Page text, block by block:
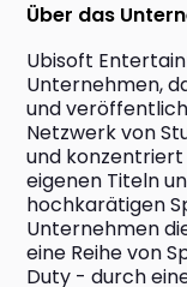
Über das
Ubisoft
Unternehmen,
und
Netzwerk von
und konzentriert
eigenen Titeln
hochkarätigen
Unternehmen
eine Reihe von
Duty - durch